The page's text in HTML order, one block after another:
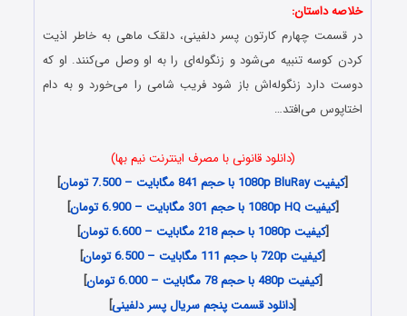
خلاصه داستان:
در قسمت چهارم کارتون پسر دلفینی، دلقک ماهی به خاطر اذیت
کردن کوسه تنبیه می‌شود و زنگوله‌ای را به او وصل می‌کنند. او که
دوست دارد زنگوله‌اش باز شود فریب شامی را می‌خورد و به دام
اختاپوس می‌افتد…
(دانلود قانونی با مصرف اینترنت نیم بها)
[کیفیت 1080p BluRay با حجم 841 مگابایت – 7.500 تومان
]
[کیفیت 1080p HQ با حجم 301 مگابایت – 6.900 تومان
]
[کیفیت 1080p با حجم 218 مگابایت – 6.600 تومان
]
[کیفیت 720p با حجم 111 مگابایت – 6.500 تومان
]
[کیفیت 480p با حجم 78 مگابایت – 6.000 تومان
]
[دانلود قسمت پنجم سریال پسر دلفینی]